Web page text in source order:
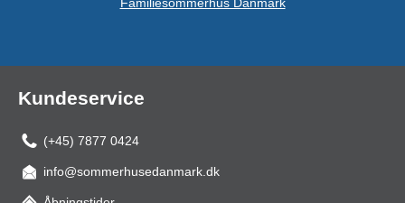
Kundeservice
(+45) 7877 0424
info@sommerhusedanmark.dk